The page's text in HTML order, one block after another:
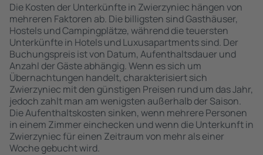
Die Kosten der Unterkünfte in Zwierzyniec hängen von
mehreren Faktoren ab. Die billigsten sind Gasthäuser,
Hostels und Campingplätze, während die teuersten
Unterkünfte in Hotels und Luxusapartments sind. Der
Buchungspreis ist von Datum, Aufenthaltsdauer und
Anzahl der Gäste abhängig. Wenn es sich um
Übernachtungen handelt, charakterisiert sich
Zwierzyniec mit den günstigen Preisen rund um das Jahr,
jedoch zahlt man am wenigsten außerhalb der Saison.
Die Aufenthaltskosten sinken, wenn mehrere Personen
in einem Zimmer einchecken und wenn die Unterkunft in
Zwierzyniec für einen Zeitraum von mehr als einer
Woche gebucht wird.